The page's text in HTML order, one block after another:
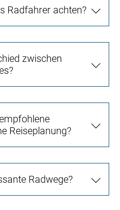
Radfahrer achten?
zwischen
Reiseplanung?
Radwege?